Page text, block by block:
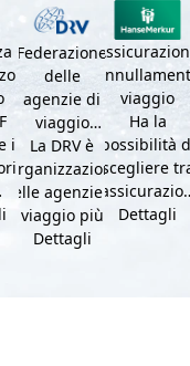
i
Federazione
delle
agenzie di
viaggio
tedesche
La DRV è
l'organizzazione
delle agenzie di
viaggio più
grande in
Dettagli
viaggio
Ha la
possibilità
scegliere
Dettagli